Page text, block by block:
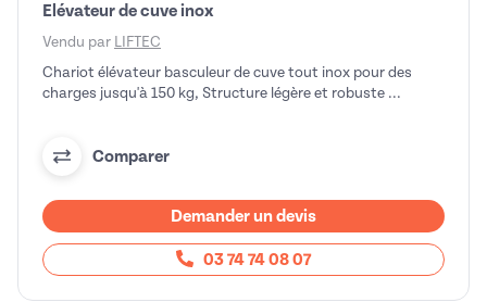
Elévateur de cuve inox
Vendu par LIFTEC
Chariot élévateur basculeur de cuve tout inox pour des
charges jusqu'à 150 kg, Structure légère et robuste ...
Comparer
Demander un devis
03 74 74 08 07